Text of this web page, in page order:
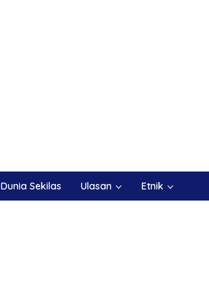
Dunia Sekilas Ulasan Etnik